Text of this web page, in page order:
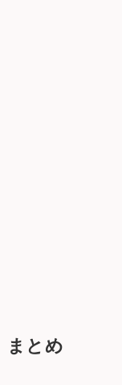
まとめ